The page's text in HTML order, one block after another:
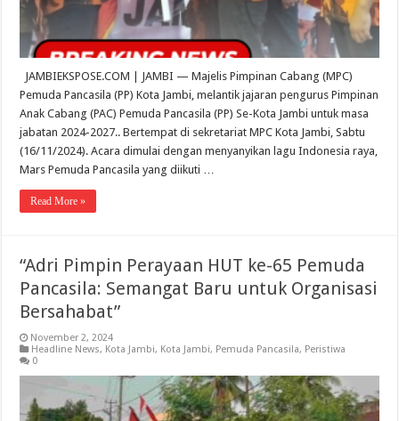
JAMBIEKSPOSE.COM | JAMBI — Majelis Pimpinan Cabang (MPC)
Pemuda Pancasila (PP) Kota Jambi, melantik jajaran pengurus Pimpinan
Anak Cabang (PAC) Pemuda Pancasila (PP) Se-Kota Jambi untuk masa
jabatan 2024-2027.. Bertempat di sekretariat MPC Kota Jambi, Sabtu
(16/11/2024). Acara dimulai dengan menyanyikan lagu Indonesia raya,
Mars Pemuda Pancasila yang diikuti …
Read More »
“Adri Pimpin Perayaan HUT ke-65 Pemuda
Pancasila: Semangat Baru untuk Organisasi
Bersahabat”
November 2, 2024
Headline News, Kota Jambi, Kota Jambi, Pemuda Pancasila, Peristiwa
0